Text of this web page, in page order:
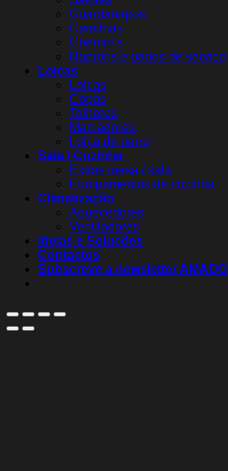
Guardanapos
Camilhas
Chemin’s
Naprons e panos de serviço
Loiças
Loiças
Copos
Talheres
Marcadores
Loiça de barro
Sala / Cozinha
Extras mesa / sala
Equipamentos de cozinha
Climatização
Aquecedores
Ventiladores
Ideias e Soluções
Contactos
Subscreve a newsletter AMADO